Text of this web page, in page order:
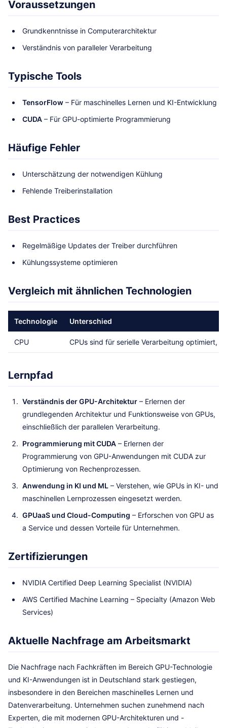
Voraussetzungen
Grundkenntnisse in Computerarchitektur
Verständnis von paralleler Verarbeitung
Typische Tools
TensorFlow – Für maschinelles Lernen und KI-Entwicklung
CUDA – Für GPU-optimierte Programmierung
Häufige Fehler
Unterschätzung der notwendigen Kühlung
Fehlende Treiberinstallation
Best Practices
Regelmäßige Updates der Treiber durchführen
Kühlungssysteme optimieren
Vergleich mit ähnlichen Technologien
Technologie Unterschied
CPU CPUs sind für serielle Verarbeitung optimiert,
Lernpfad
Verständnis der GPU-Architektur – Erlernen der
grundlegenden Architektur und Funktionsweise von GPUs,
einschließlich der parallelen Verarbeitung.
Programmierung mit CUDA – Erlernen der
Programmierung von GPU-Anwendungen mit CUDA zur
Optimierung von Rechenprozessen.
Anwendung in KI und ML – Verstehen, wie GPUs in KI- und
maschinellen Lernprozessen eingesetzt werden.
GPUaaS und Cloud-Computing – Erforschen von GPU as
a Service und dessen Vorteile für Unternehmen.
Zertifizierungen
NVIDIA Certified Deep Learning Specialist (NVIDIA)
AWS Certified Machine Learning – Specialty (Amazon Web
Services)
Aktuelle Nachfrage am Arbeitsmarkt
Die Nachfrage nach Fachkräften im Bereich GPU-Technologie
und KI-Anwendungen ist in Deutschland stark gestiegen,
insbesondere in den Bereichen maschinelles Lernen und
Datenverarbeitung. Unternehmen suchen zunehmend nach
Experten, die mit modernen GPU-Architekturen und -